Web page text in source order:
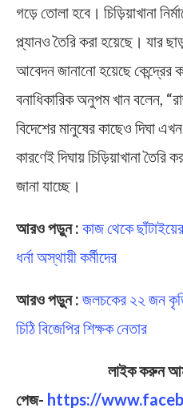
গড়ে তোলা হবে। চিড়িয়াখানা
প্ল্যানও তৈরি করা হয়েছে। যার
আবেদন জানানো হয়েছে কেন্দ্রের
বনাধিকারিক অনুপম খান বলেন,
বিদেশের মানুষের কাছেও দিঘা
কারণেই দিঘায় চিড়িয়াখানা তৈরি
জানা যাচ্ছে।
আরও পড়ুন : কাজ থেকে
ধর্না অস্থায়ী কর্মীদের
আরও পড়ুন : জলচকের ২২ জন
চিঠি বিজেপির শিক্ষক নেতার
লাইক করুন
পেজ- https://